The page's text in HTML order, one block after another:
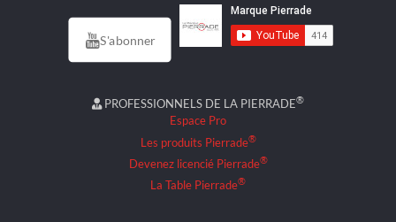
S'abonner
PROFESSIONNELS DE LA PIERRADE®
Espace Pro
Les produits Pierrade®
Devenez licencié Pierrade®
La Table Pierrade®